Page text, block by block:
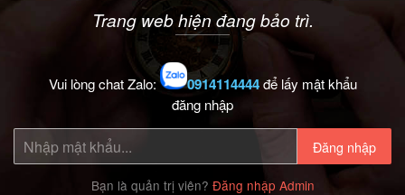
Trang web hiện đang bảo trì.
Vui lòng chat Zalo: 0914114444để lấy mật khẩu
đăng nhập
Đăng nhập
Bạn là quản trị viên? Đăng nhập Admin